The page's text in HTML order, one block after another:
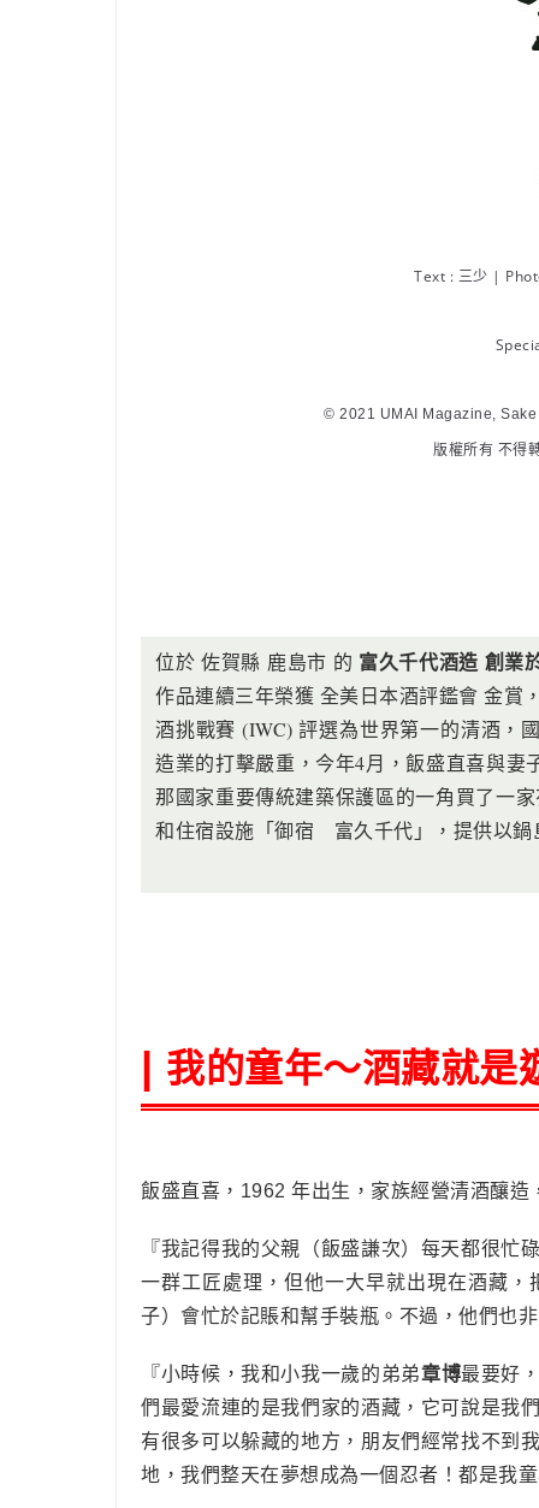
Text : 三少 |
© 2021 UMAI Magazine,
版權所有 不得
位於 佐賀縣 鹿島市 的 富久千代酒造 創業
作品連續三年榮獲 全美日本酒評鑑會 金賞
酒挑戰賽 (IWC) 評選為世界第一的清酒，
造業的打擊嚴重，今年4月，飯盛直喜與
那國家重要傳統建築保護區的一角買了一
和住宿設施「御宿 富久千代」，提供以鍋
| 我的童年～酒藏就
飯盛直喜，1962 年出生，家族經營清酒釀
『我記得我的父親（飯盛謙次）每天都很
一群工匠處理，但他一大早就出現在酒藏
子）會忙於記賬和幫手裝瓶。不過，他們也
『小時候，我和小我一歲的弟弟章博最要好
們最愛流連的是我們家的酒藏，它可說是我
有很多可以躲藏的地方，朋友們經常找不到
地，我們整天在夢想成為一個忍者！都是我